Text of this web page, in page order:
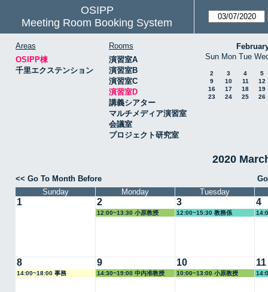
OSIPP
Meeting Room Booking System
Areas
OSIPP棟
千里エクステンション
Rooms
演習室A
演習室B
演習室C
演習室D
講義シアター
マルチメディア演習室
会議室
プロジェクト研究室
Sun Mon Tue
2 3 4
5
9
10 11
12
16
17 18
19
23
24 25 26
2020
<< Go To Month Before
Sunday
Monday Tuesday
1 2
12:00~13:30 小原教授
3
12:00~15:30 教務係
4
8
14:00~18:00 事務
9
14:30~19:00 中内准教授
10
10:00~13:00 小原教授
11